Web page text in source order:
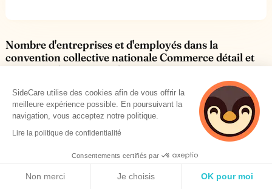
Nombre d'entreprises et d'employés dans la
convention collective nationale Commerce détail et
gros à prédominance alimentaire
Le nombre d'employés dépendant de la convention
collective Commerce détail et gros à prédominance
alimentaire est de :690300 employés en France
Le nombre d'entreprises dépendant de la convention
collective Commerce détail et gros à prédominance
alimentaire est de :
11840 entreprises en France
SideCare utilise des cookies afin de vous offrir la
meilleure expérience possible. En poursuivant la
navigation, vous acceptez notre politique.
Lire la politique de confidentialité
Consentements certifiés par
Non merci Je choisis OK pour moi